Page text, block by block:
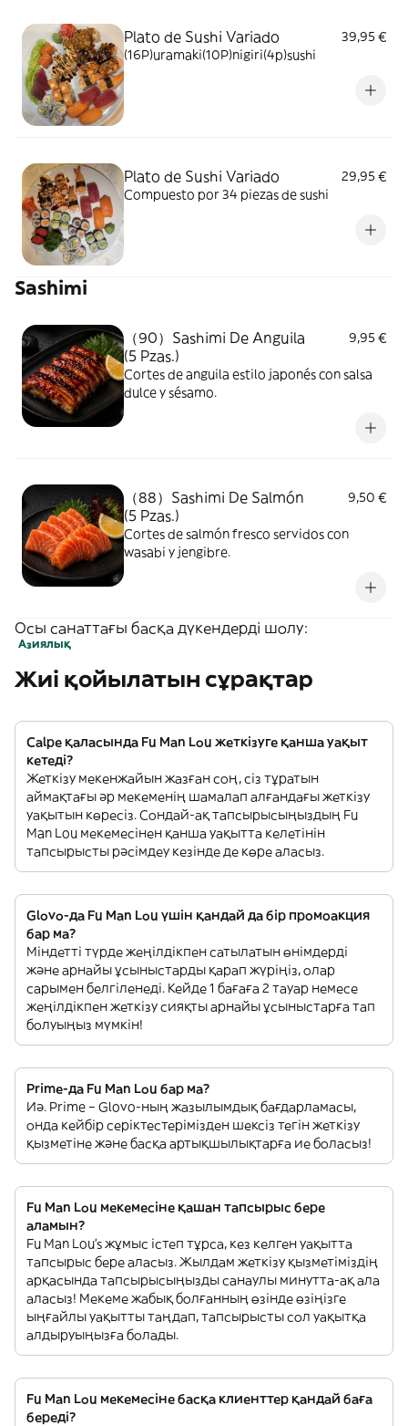
Plato de Sushi Variado
39,95 €
(16P)uramaki(10P)nigiri(4p)sushi
Plato de Sushi Variado
29,95 €
Compuesto por 34 piezas de sushi
Sashimi
（90）Sashimi De Anguila
(5 Pzas.)
9,95 €
Cortes de anguila estilo japonés con salsa
dulce y sésamo.
（88）Sashimi De Salmón
(5 Pzas.)
9,50 €
Cortes de salmón fresco servidos con
wasabi y jengibre.
Осы санаттағы басқа дүкендерді шолу:
Азиялық
Жиі қойылатын сұрақтар
Calpe қаласында Fu Man Lou жеткізуге қанша уақыт
кетеді?
Жеткізу мекенжайын жазған соң, сіз тұратын
аймақтағы әр мекеменің шамалап алғандағы жеткізу
уақытын көресіз. Сондай-ақ тапсырысыңыздың Fu
Man Lou мекемесінен қанша уақытта келетінін
тапсырысты рәсімдеу кезінде де көре аласыз.
Glovo-да Fu Man Lou үшін қандай да бір промоакция
бар ма?
Міндетті түрде жеңілдікпен сатылатын өнімдерді
және арнайы ұсыныстарды қарап жүріңіз, олар
сарымен белгіленеді. Кейде 1 бағаға 2 тауар немесе
жеңілдікпен жеткізу сияқты арнайы ұсыныстарға тап
болуыңыз мүмкін!
Prime-да Fu Man Lou бар ма?
Иә. Prime – Glovo-ның жазылымдық бағдарламасы,
онда кейбір серіктестерімізден шексіз тегін жеткізу
қызметіне және басқа артықшылықтарға ие боласыз!
Fu Man Lou мекемесіне қашан тапсырыс бере
аламын?
Fu Man Lou’s жұмыс істеп тұрса, кез келген уақытта
тапсырыс бере аласыз. Жылдам жеткізу қызметіміздің
арқасында тапсырысыңызды санаулы минутта-ақ ала
аласыз! Мекеме жабық болғанның өзінде өзіңізге
ыңғайлы уақытты таңдап, тапсырысты сол уақытқа
алдыруыңызға болады.
Fu Man Lou мекемесіне басқа клиенттер қандай баға
береді?